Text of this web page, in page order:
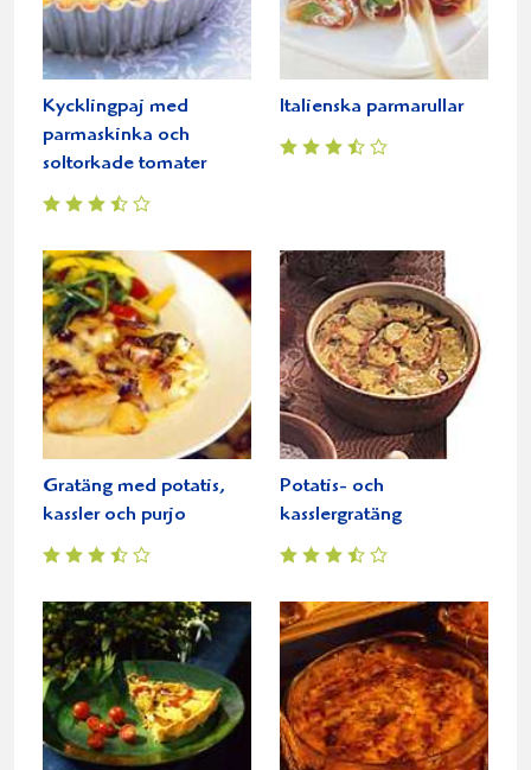
Kycklingpaj med
parmaskinka och
soltorkade tomater
Italienska parmarullar
Gratäng med potatis,
kassler och purjo
Potatis- och
kasslergratäng